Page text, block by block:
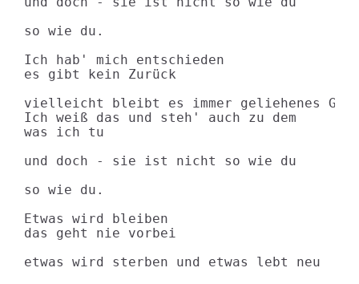
so wie du.
Ich hab' mich entschieden
es gibt kein Zurück
vielleicht bleibt es immer geliehenes
Ich weiß das und steh' auch zu dem
was ich tu
und doch - sie ist nicht so wie du
so wie du.
Etwas wird bleiben
das geht nie vorbei
etwas wird sterben und etwas lebt neu